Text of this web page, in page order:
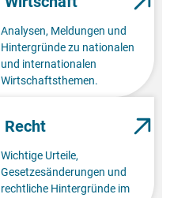
Analysen, Meldungen und
Hintergründe zu nationalen
und internationalen
Wirtschaftsthemen.
Recht
Wichtige Urteile,
Gesetzesänderungen und
rechtliche Hintergründe im